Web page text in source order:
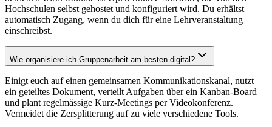
Hochschulen selbst gehostet und konfiguriert wird. Du erhältst
automatisch Zugang, wenn du dich für eine Lehrveranstaltung
einschreibst.
Wie organisiere ich Gruppenarbeit am besten digital?
Einigt euch auf einen gemeinsamen Kommunikationskanal, nutzt
ein geteiltes Dokument, verteilt Aufgaben über ein Kanban-Board
und plant regelmässige Kurz-Meetings per Videokonferenz.
Vermeidet die Zersplitterung auf zu viele verschiedene Tools.